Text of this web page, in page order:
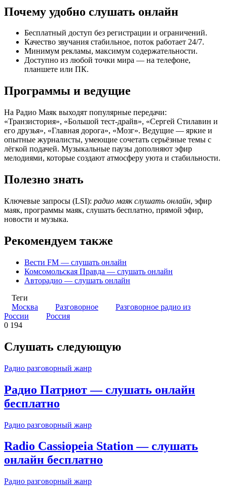
Почему удобно слушать онлайн
Бесплатный доступ без регистрации и ограничений.
Качество звучания стабильное, поток работает 24/7.
Минимум рекламы, максимум содержательности.
Доступно из любой точки мира — на телефоне,
планшете или ПК.
Программы и ведущие
На Радио Маяк выходят популярные передачи:
«Транзистория», «Большой тест-драйв», «Сергей Стилавин и
его друзья», «Главная дорога», «Мозг». Ведущие — яркие и
опытные журналисты, умеющие сочетать серьёзные темы с
лёгкой подачей. Музыкальные паузы дополняют эфир
мелодиями, которые создают атмосферу уюта и стабильности.
Полезно знать
Ключевые запросы (LSI): радио маяк слушать онлайн, эфир
маяк, программы маяк, слушать бесплатно, прямой эфир,
новости и музыка.
Рекомендуем также
Вести FM — слушать онлайн
Комсомольская Правда — слушать онлайн
Авторадио — слушать онлайн
Теги
Москва
Разговорное
Разговорное радио из
России
Россия
0 194
Слушать следующую
Радио разговорный жанр
Радио Патриот — слушать онлайн
бесплатно
Радио разговорный жанр
Radio Cassiopeia Station — слушать
онлайн бесплатно
Радио разговорный жанр